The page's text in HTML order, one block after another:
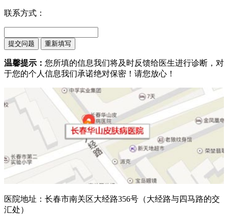
联系方式：
温馨提示： 您所填的信息我们将及时反馈给医生进行诊断，对
于您的个人信息我们承诺绝对保密！请您放心！
医院地址：长春市南关区大经路356号（大经路与四马路的交
汇处）